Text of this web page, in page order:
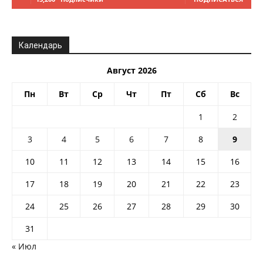
Календарь
Август 2026
Пн Вт Ср Чт Пт Сб Вс
1
2
3
4 5 6 7 8
9
10
11 12 13 14 15
16
17
18 19 20 21 22
23
24
25 26 27 28 29
30
31
« Июл